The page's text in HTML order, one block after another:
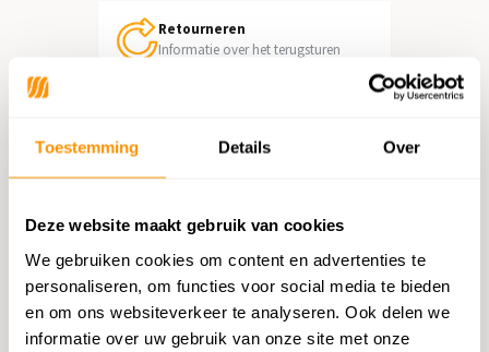
Toestemming Details Over
Deze website maakt gebruik van cookies
We gebruiken cookies om content en advertenties te
personaliseren, om functies voor social media te bieden
en om ons websiteverkeer te analyseren. Ook delen we
informatie over uw gebruik van onze site met onze
Retourneren
Informatie over het terugsturen
Chatten met een medewerker
vragen@flycarpets.nl
Telefonisch contact
Bel ons op 020 - 261 47 23